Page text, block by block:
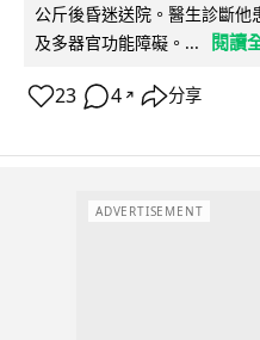
公斤後昏迷送院。醫生診斷
及多器官功能障礙。...
閱讀
23 4 ↗ 分享
ADVERTISEMENT